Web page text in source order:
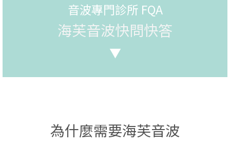
音波專門診所 FQA
海芙音波快問快答
▼
為什麼需要海芙音波